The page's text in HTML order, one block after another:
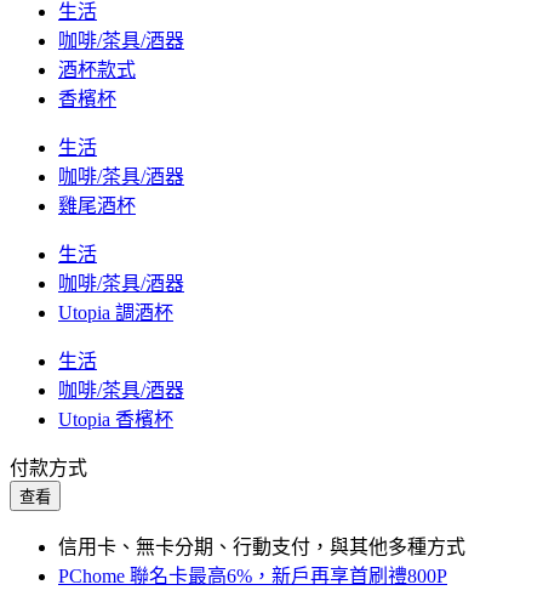
生活
咖啡/茶具/酒器
酒杯款式
香檳杯
生活
咖啡/茶具/酒器
雞尾酒杯
生活
咖啡/茶具/酒器
Utopia 調酒杯
生活
咖啡/茶具/酒器
Utopia 香檳杯
付款方式
查看
信用卡、無卡分期、行動支付，與其他多種方式
PChome 聯名卡最高6%，新戶再享首刷禮800P